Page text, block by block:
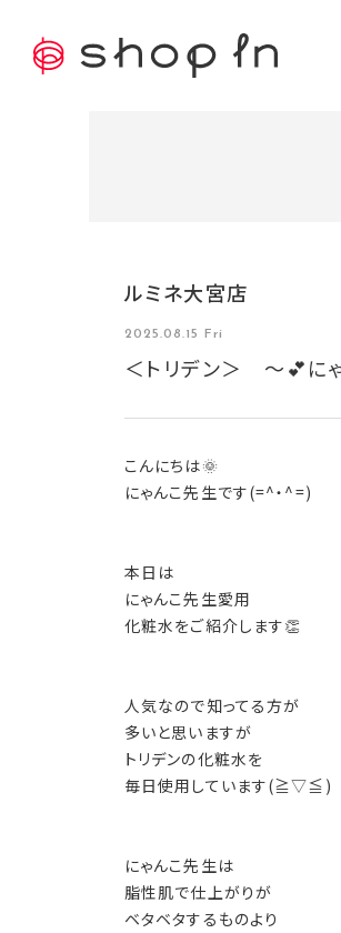
ルミネ大宮店
2025.08.15 Fri
＜トリデン＞ ～💕に
こんにちは🌞
にゃんこ先生です(=^・^=)
本日は
にゃんこ先生愛用
化粧水をご紹介します👏
人気なので知ってる方が
多いと思いますが
トリデンの化粧水を
毎日使用しています(≧▽≦)
にゃんこ先生は
脂性肌で仕上がりが
ベタベタするものより